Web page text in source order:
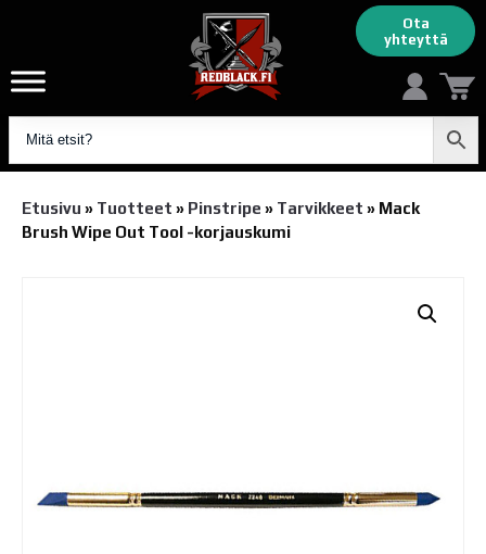
Ota
yhteyttä
Etusivu » Tuotteet » Pinstripe » Tarvikkeet » Mack
Brush Wipe Out Tool -korjauskumi